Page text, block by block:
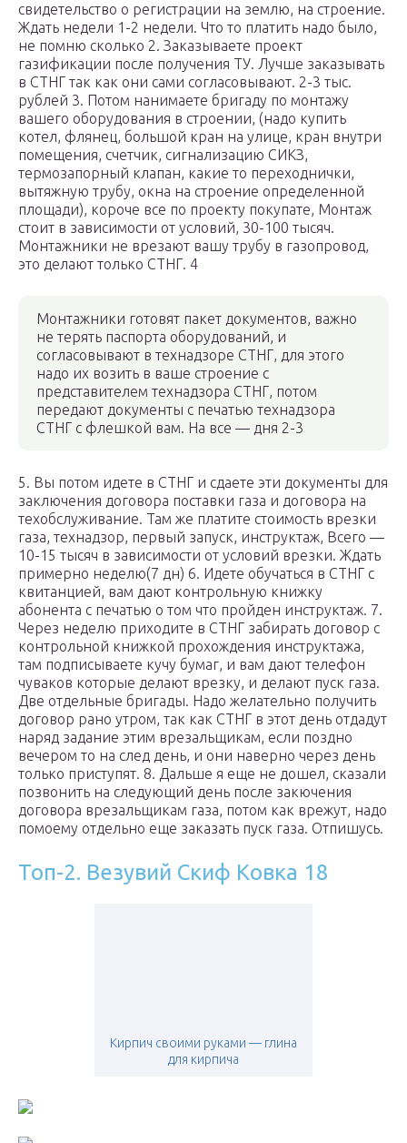
свидетельство о регистрации на землю, на строение.
Ждать недели 1-2 недели. Что то платить надо было,
не помню сколько 2. Заказываете проект
газификации после получения ТУ. Лучше заказывать
в СТНГ так как они сами согласовывают. 2-3 тыс.
рублей 3. Потом нанимаете бригаду по монтажу
вашего оборудования в строении, (надо купить
котел, флянец, большой кран на улице, кран внутри
помещения, счетчик, сигнализацию СИКЗ,
термозапорный клапан, какие то переходнички,
вытяжную трубу, окна на строение определенной
площади), короче все по проекту покупате, Монтаж
стоит в зависимости от условий, 30-100 тысяч.
Монтажники не врезают вашу трубу в газопровод,
это делают только СТНГ. 4
Монтажники готовят пакет документов, важно
не терять паспорта оборудований, и
согласовывают в технадзоре СТНГ, для этого
надо их возить в ваше строение с
представителем технадзора СТНГ, потом
передают документы с печатью технадзора
СТНГ с флешкой вам. На все — дня 2-3
5. Вы потом идете в СТНГ и сдаете эти документы для
заключения договора поставки газа и договора на
техобслуживание. Там же платите стоимость врезки
газа, технадзор, первый запуск, инструктаж, Всего —
10-15 тысяч в зависимости от условий врезки. Ждать
примерно неделю(7 дн) 6. Идете обучаться в СТНГ с
квитанцией, вам дают контрольную книжку
абонента с печатью о том что пройден инструктаж. 7.
Через неделю приходите в СТНГ забирать договор с
контрольной книжкой прохождения инструктажа,
там подписываете кучу бумаг, и вам дают телефон
чуваков которые делают врезку, и делают пуск газа.
Две отдельные бригады. Надо желательно получить
договор рано утром, так как СТНГ в этот день отдадут
наряд задание этим врезальщикам, если поздно
вечером то на след день, и они наверно через день
только приступят. 8. Дальше я еще не дошел, сказали
позвонить на следующий день после закючения
договора врезальщикам газа, потом как врежут, надо
помоему отдельно еще заказать пуск газа. Отпишусь.
Топ-2. Везувий Скиф Ковка 18
Кирпич своими руками — глина
для кирпича